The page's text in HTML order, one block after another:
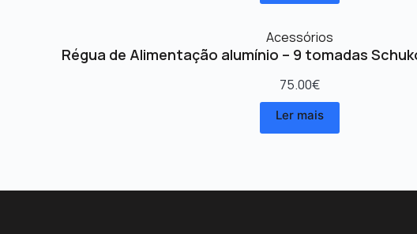
Acessórios
Régua de Alimentação alumínio – 9 tomadas
75.00€
Ler mais